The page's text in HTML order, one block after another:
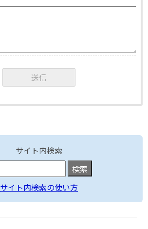
サイト内検索
サイト内検索の使い方